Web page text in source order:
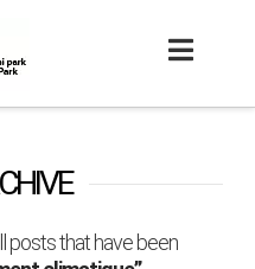
posts that have been